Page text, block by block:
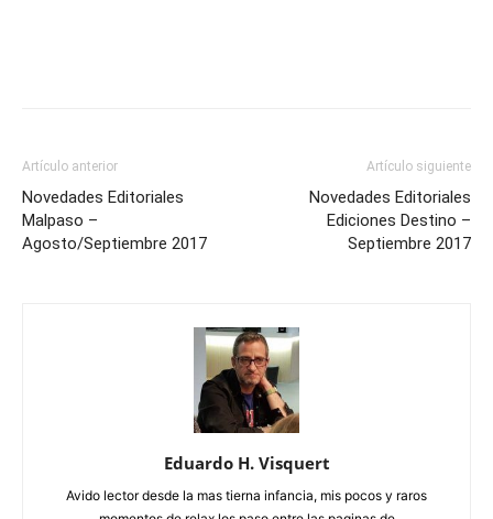
Artículo anterior
Novedades Editoriales
Malpaso –
Agosto/Septiembre 2017
Artículo siguiente
Novedades Editoriales
Ediciones Destino –
Septiembre 2017
Eduardo H. Visquert
Avido lector desde la mas tierna infancia, mis pocos y raros